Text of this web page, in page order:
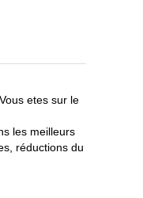
etes sur le
les meilleurs
réductions du